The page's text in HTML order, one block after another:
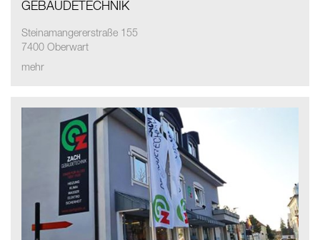
GEBÄUDETECHNIK
Steinamangererstraße 155
7400 Oberwart
mehr